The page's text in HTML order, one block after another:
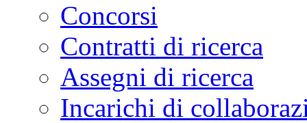
Concorsi
Contratti di ricerca
Assegni di ricerca
Incarichi di